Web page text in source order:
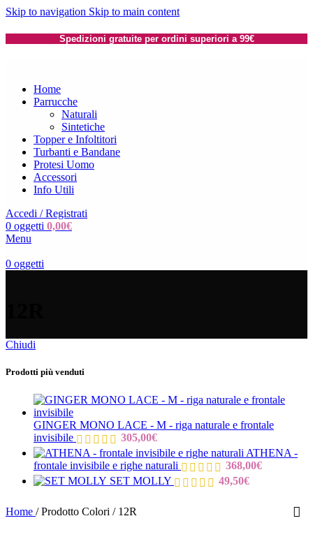
Skip to navigation Skip to main content
Spedizioni gratuite per ordini superiori a 99€
Home
Parrucche
Naturali
Sintetiche
Topper e Infoltitori
Turbanti e Bandane
Protesi Uomo
Accessori
Info Utili
Accedi / Registrati
0 oggetti 0,00€
Menu
0 oggetti
Chiudi
Prodotti più venduti
GINGER MONO LACE - M - riga naturale e frontale
invisibile
305,00€
ATHENA -
frontale invisibile e righe naturali
368,00€
SET MOLLY
49,50€
Home / Prodotto Colori / 12R